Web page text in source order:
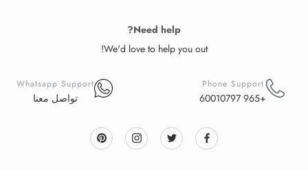
Need help?
We'd love to help you out!
Phone Support
+965 60010797
Whatsapp Support
تواصل معنا